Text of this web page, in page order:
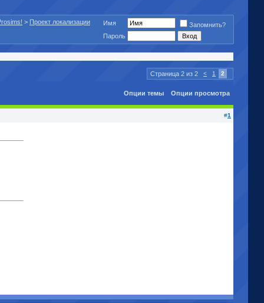
> Проект локализации
Имя
Запомнить?
Пароль
Страница 2 из 2 < 1 2
Опции темы Опции просмотра
#1